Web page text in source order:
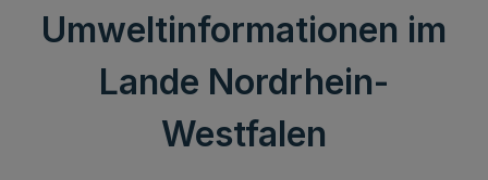
Umweltinformationen im
Lande Nordrhein-
Westfalen